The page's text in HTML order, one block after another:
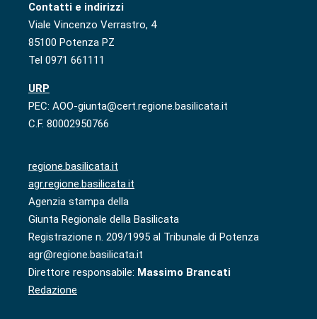
Contatti e indirizzi
Viale Vincenzo Verrastro, 4
85100 Potenza PZ
Tel 0971 661111
URP
PEC: AOO-giunta@cert.regione.basilicata.it
C.F. 80002950766
regione.basilicata.it
agr.regione.basilicata.it
Agenzia stampa della
Giunta Regionale della Basilicata
Registrazione n. 209/1995 al Tribunale di Potenza
agr@regione.basilicata.it
Direttore responsabile: Massimo Brancati
Redazione